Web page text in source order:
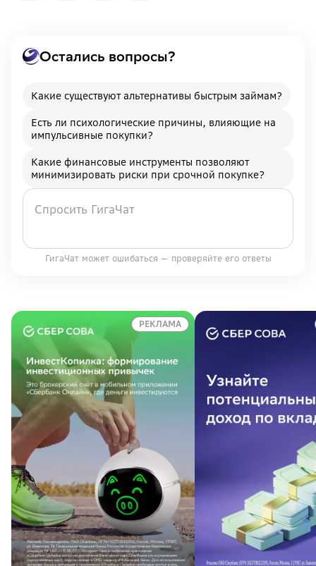
Остались вопросы?
Какие существуют альтернативы быстрым займам?
Есть ли психологические причины, влияющие на
импульсивные покупки?
Какие финансовые инструменты позволяют
минимизировать риски при срочной покупке?
ГигаЧат может ошибаться — проверяйте его ответы
РЕКЛАМА